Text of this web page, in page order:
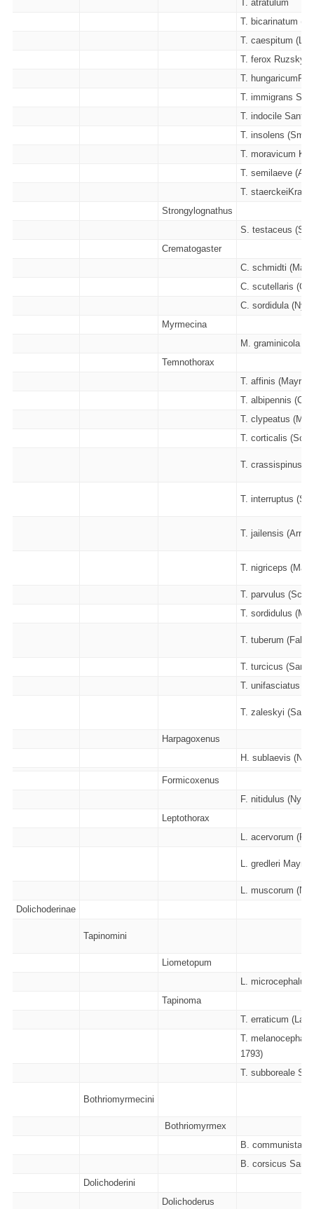
T. atratulum
T. bicarinatum
T. caespitum
T. ferox Ruzsky -
T.
T. immigrans
T. indocile
T. insolens
T. moravicum
T. semilaeve
T.
Strongylognathus
S. testaceus
Crematogaster
C. schmidti (Mayr
C. scutellaris
C. sordidula
Myrmecina
M. graminicola
Temnothorax
T. affinis (Mayr -
T. albipennis
T. clypeatus
T. corticalis
T. crassispinus
T. interruptus
T. jailensis
T. nigriceps
T. parvulus
T. sordidulus
T. tuberum
T. turcicus
T. unifasciatus
T. zaleskyi (Sadil
Harpagoxenus
H. sublaevis
Formicoxenus
F. nitidulus
Leptothorax
L. acervorum
L. gredleri Mayr -
L. muscorum
Dolichoderinae
Tapinomini
Liometopum
L.
Tapinoma
T. erraticum
T.
1793)
T. subboreale
Bothriomyrmecini
Bothriomyrmex
B. communista
B. corsicus
Dolichoderini
Dolichoderus